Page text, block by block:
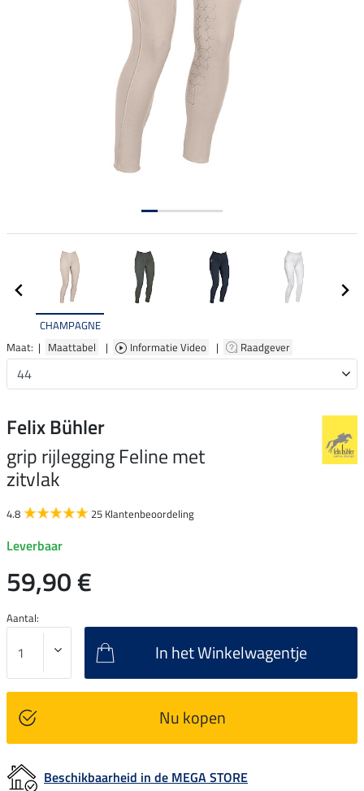
CHAMPAGNE
Maat: | Maattabel | Informatie Video | Raadgever
Felix Bühler
grip rijlegging Feline met
zitvlak
4.8 25 Klantenbeoordeling
Leverbaar
59,90 €
Aantal:
In het Winkelwagentje
Nu kopen
Beschikbaarheid in de MEGA STORE